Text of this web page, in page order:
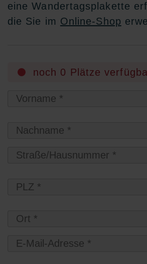
eine Wandertagsplakette
die Sie im Online-Shop
noch 0 Plätze